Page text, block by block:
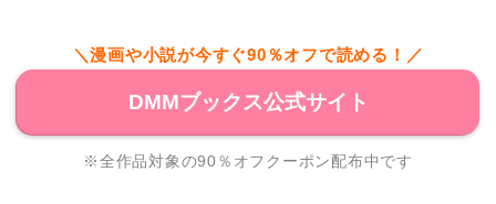
＼漫画や小説が今すぐ90％オフで読める！／
DMMブックス公式サイト
※全作品対象の90％オフクーポン配布中です